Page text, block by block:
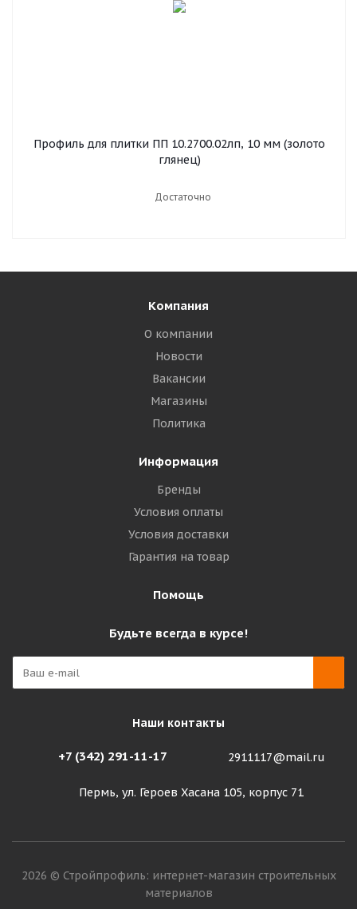
Профиль для плитки ПП 10.2700.02лп, 10 мм (золото
глянец)
Достаточно
Компания
О компании
Новости
Вакансии
Магазины
Политика
Информация
Бренды
Условия оплаты
Условия доставки
Гарантия на товар
Помощь
Будьте всегда в курсе!
Наши контакты
+7 (342) 291-11-17 2911117@mail.ru
Пермь, ул. Героев Хасана 105, корпус 71
2026 © Стройпрофиль: интернет-магазин строительных
материалов